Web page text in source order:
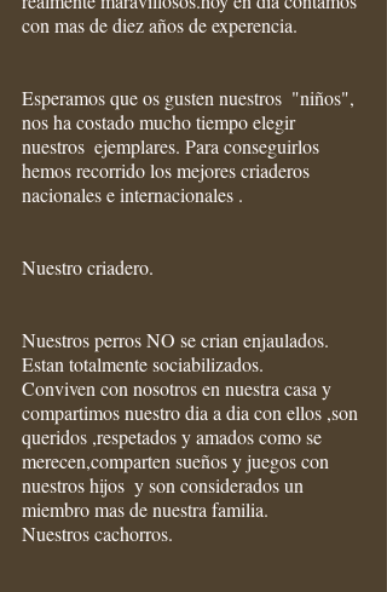
con mas de diez años de experencia.
Esperamos que os gusten nuestros  "niños",
nos ha costado mucho tiempo elegir
nuestros  ejemplares. Para conseguirlos
hemos recorrido los mejores criaderos
nacionales e internacionales .
Nuestro criadero.
Nuestros perros NO se crian enjaulados.
Estan totalmente sociabilizados.
Conviven con nosotros en nuestra casa y
compartimos nuestro dia a dia con ellos ,son
queridos ,respetados y amados como se
merecen,comparten sueños y juegos con
nuestros hijos  y son considerados un
miembro mas de nuestra familia.
Nuestros cachorros.